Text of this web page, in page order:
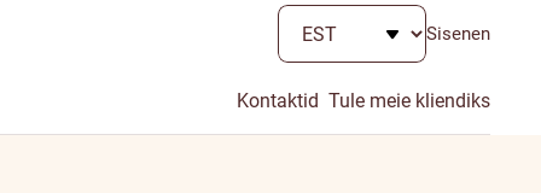
Sisenen
Kontaktid Tule meie kliendiks